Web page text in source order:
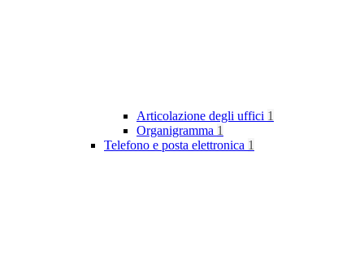
Articolazione degli uffici 1
Organigramma 1
Telefono e posta elettronica 1